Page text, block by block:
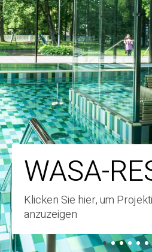
WASA-
Klicken Sie hier, um
anzuzeigen